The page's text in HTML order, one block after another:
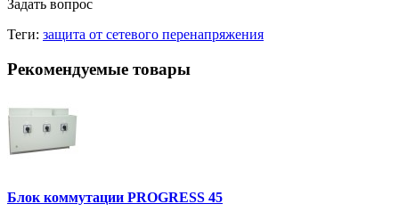
Задать вопрос
Теги: защита от сетевого перенапряжения
Рекомендуемые товары
Блок коммутации PROGRESS 45